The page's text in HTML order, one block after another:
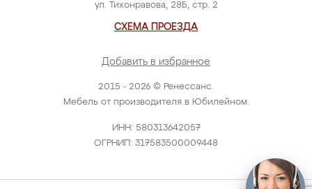
2015 - 2026 © Ренессанс.
Мебель от производителя в Юбилейном.
ИНН: 580313642057
ОГРНИП: 317583500009448
ул. Тихонравова, 28Б, стр. 2
СХЕМА ПРОЕЗДА
Добавить в избранное